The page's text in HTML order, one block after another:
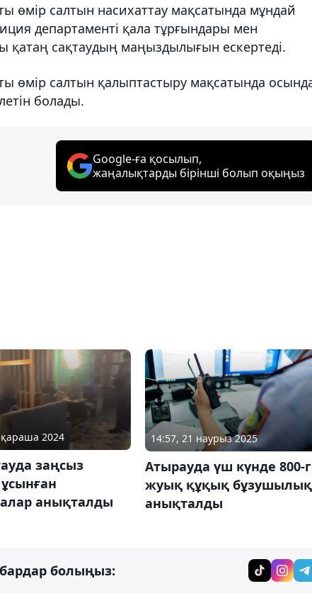
өмір салтын насихаттау мақсатында мұндай
департаменті қала тұрғындары мен
қатаң сақтаудың маңыздылығын ескертеді.
өмір салтын қалыптастыру мақсатында
болады.
Google-ға қосылып,
жаңалықтарды бірінші болып оқыңыз
2024
заңсыз
анықталды
14:57, 21 наурыз 2025
Атырауда үш күнде 800-
жуық құқық бұзушылық
анықталды
болыңыз: